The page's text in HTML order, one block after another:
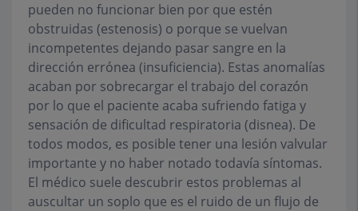
pueden no funcionar bien por que estén
obstruidas (estenosis) o porque se vuelvan
incompetentes dejando pasar sangre en la
dirección errónea (insuficiencia). Estas anomalías
acaban por sobrecargar el trabajo del corazón
por lo que el paciente acaba sufriendo fatiga y
sensación de dificultad respiratoria (disnea). De
todos modos, es posible tener una lesión valvular
importante y no haber notado todavía síntomas.
El médico suele descubrir estos problemas al
auscultar un soplo que es el ruido de un flujo de